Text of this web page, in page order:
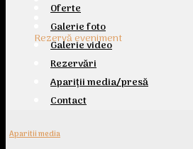
Rezervă eveniment
Oferte
Galerie foto
Galerie video
Rezervări
Apariții media/presă
Contact
Aparitii media